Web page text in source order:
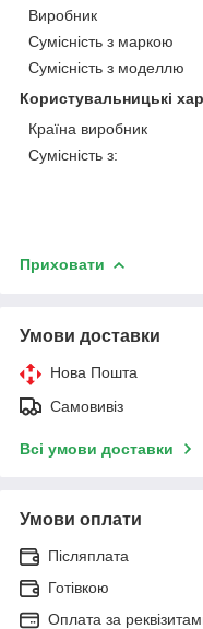
Виробник
Сумісність з маркою
Сумісність з моделлю
Користувальницькі
Країна виробник
Сумісність з:
Приховати
Умови доставки
Нова Пошта
Самовивіз
Всі умови доставки
Умови оплати
Післяплата
Готівкою
Оплата за